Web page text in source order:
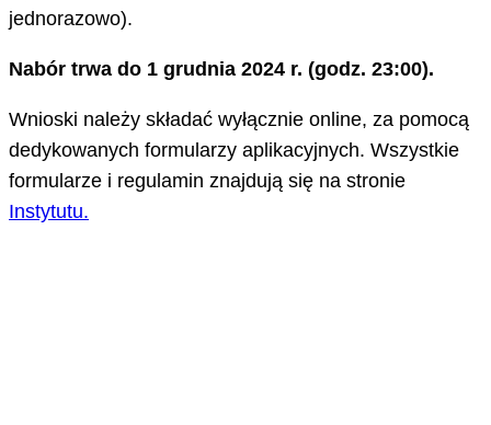
jednorazowo).
Nabór trwa do 1 grudnia 2024 r. (godz. 23:00).
Wnioski należy składać wyłącznie online, za pomocą
dedykowanych formularzy aplikacyjnych. Wszystkie
formularze i regulamin znajdują się na stronie
Instytutu.